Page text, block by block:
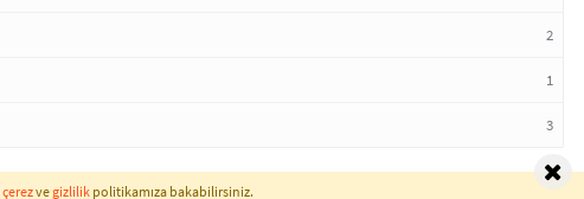
2
1
3
çerezvegizlilikpolitikamıza bakabilirsiniz.